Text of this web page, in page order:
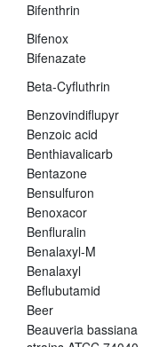
Bifenthrin
Bifenox
Bifenazate
Beta-Cyfluthrin
Benzovindiflupyr
Benzoic acid
Benthiavalicarb
Bentazone
Bensulfuron
Benoxacor
Benfluralin
Benalaxyl-M
Benalaxyl
Beflubutamid
Beer
Beauveria bassiana